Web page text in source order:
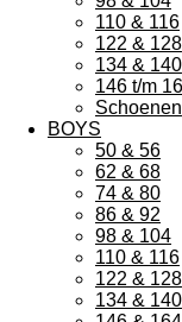
110 & 116
122 & 128
134 & 140
146 t/m
Schoenen
BOYS
50 & 56
62 & 68
74 & 80
86 & 92
98 & 104
110 & 116
122 & 128
134 & 140